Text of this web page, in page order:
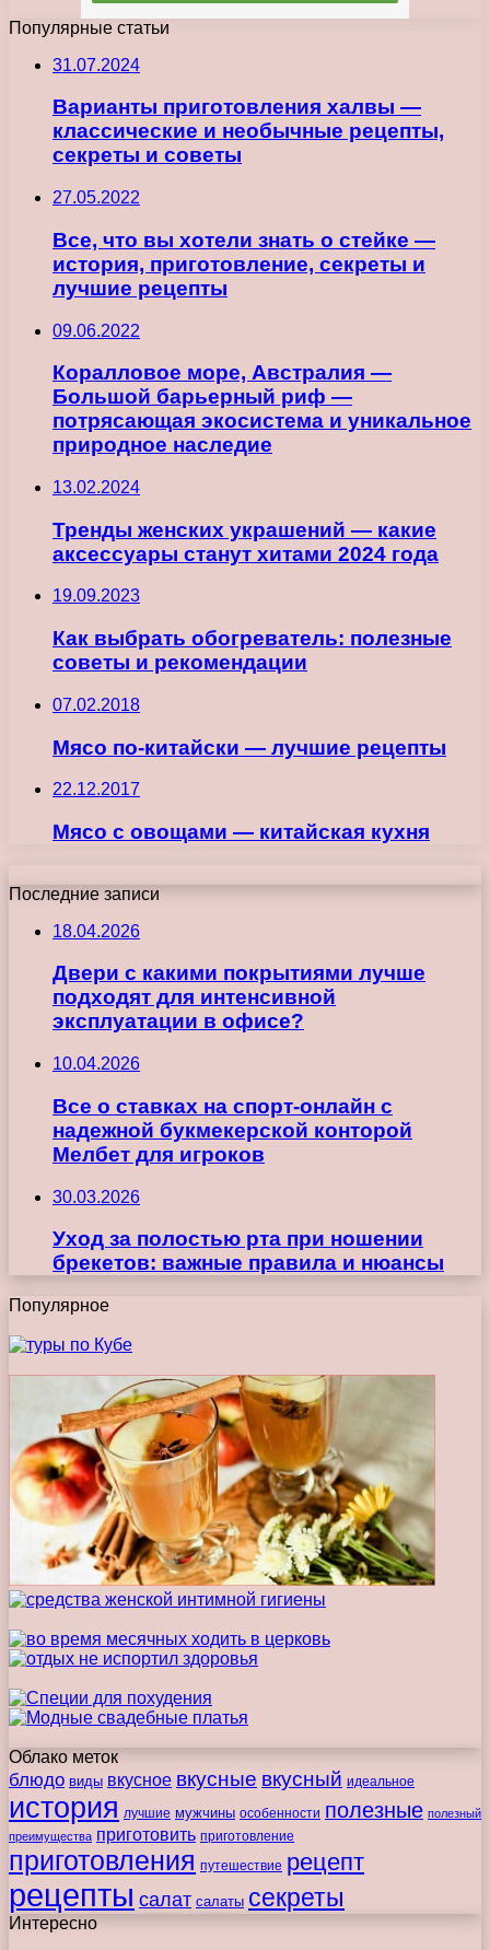
Популярные статьи
31.07.2024
Варианты приготовления халвы —
классические и необычные рецепты,
секреты и советы
27.05.2022
Все, что вы хотели знать о стейке —
история, приготовление, секреты и
лучшие рецепты
09.06.2022
Коралловое море, Австралия —
Большой барьерный риф —
потрясающая экосистема и уникальное
природное наследие
13.02.2024
Тренды женских украшений — какие
аксессуары станут хитами 2024 года
19.09.2023
Как выбрать обогреватель: полезные
советы и рекомендации
07.02.2018
Мясо по-китайски — лучшие рецепты
22.12.2017
Мясо с овощами — китайская кухня
Последние записи
18.04.2026
Двери с какими покрытиями лучше
подходят для интенсивной
эксплуатации в офисе?
10.04.2026
Все о ставках на спорт-онлайн с
надежной букмекерской конторой
Мелбет для игроков
30.03.2026
Уход за полостью рта при ношении
брекетов: важные правила и нюансы
Популярное
Облако меток
блюдо виды вкусное вкусные вкусный идеальное
история лучшие мужчины особенности полезные полезный
преимущества приготовить приготовление
приготовления путешествие рецепт
рецепты салат салаты секреты
Интересно